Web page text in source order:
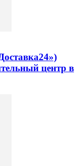
центр в